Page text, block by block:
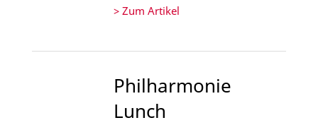
> Zum Artikel
Philharmonie
Lunch